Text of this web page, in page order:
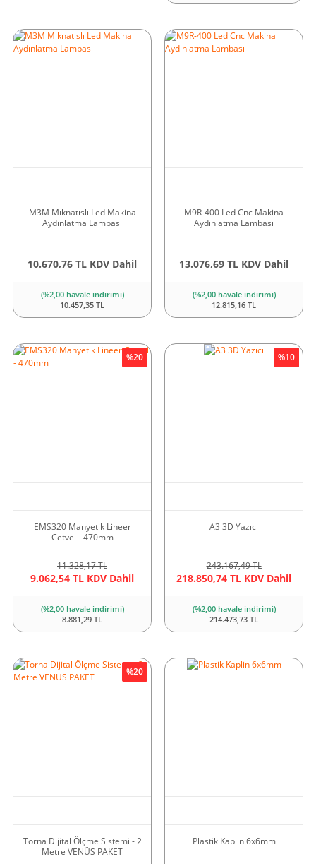
M3M Mıknatıslı Led Makina
Aydınlatma Lambası
10.670,76 TL KDV Dahil
(%2,00 havale indirimi)
10.457,35 TL
M9R-400 Led Cnc Makina
Aydınlatma Lambası
13.076,69 TL KDV Dahil
(%2,00 havale indirimi)
12.815,16 TL
EMS320 Manyetik Lineer
Cetvel - 470mm
11.328,17 TL
9.062,54 TL KDV Dahil
%20
(%2,00 havale indirimi)
8.881,29 TL
Yeni
A3 3D Yazıcı
243.167,49 TL
218.850,74 TL KDV Dahil
%10
(%2,00 havale indirimi)
214.473,73 TL
Torna Dijital Ölçme Sistemi - 2
Metre VENÜS PAKET
%20
Plastik Kaplin 6x6mm